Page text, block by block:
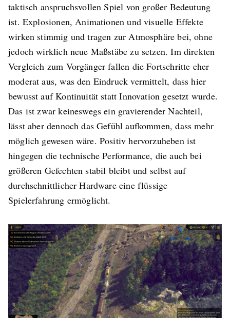
taktisch anspruchsvollen Spiel von großer Bedeutung
ist. Explosionen, Animationen und visuelle Effekte
wirken stimmig und tragen zur Atmosphäre bei, ohne
jedoch wirklich neue Maßstäbe zu setzen. Im direkten
Vergleich zum Vorgänger fallen die Fortschritte eher
moderat aus, was den Eindruck vermittelt, dass hier
bewusst auf Kontinuität statt Innovation gesetzt wurde.
Das ist zwar keineswegs ein gravierender Nachteil,
lässt aber dennoch das Gefühl aufkommen, dass mehr
möglich gewesen wäre. Positiv hervorzuheben ist
hingegen die technische Performance, die auch bei
größeren Gefechten stabil bleibt und selbst auf
durchschnittlicher Hardware eine flüssige
Spielerfahrung ermöglicht.